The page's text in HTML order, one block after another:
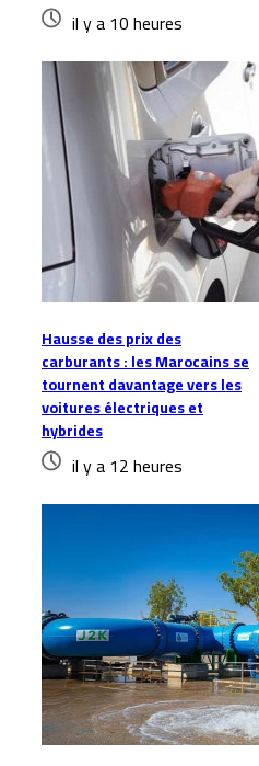
il y a 10 heures
Hausse des prix des
carburants : les Marocains se
tournent davantage vers les
voitures électriques et
hybrides
il y a 12 heures